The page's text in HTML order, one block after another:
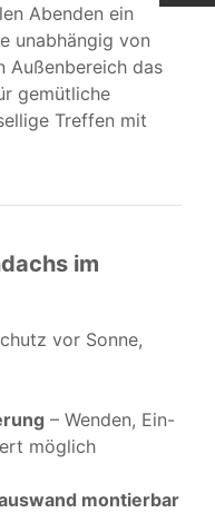
Abenden ein
unabhängig von
Außenbereich das
gemütliche
Treffen mit
im
vor Sonne,
– Wenden, Ein-
möglich
montierbar